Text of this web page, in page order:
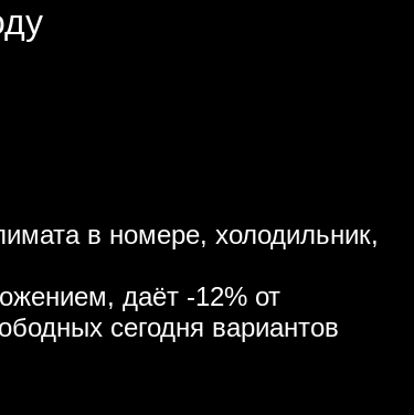
в номере, холодильник,
даёт -12% от
сегодня вариантов